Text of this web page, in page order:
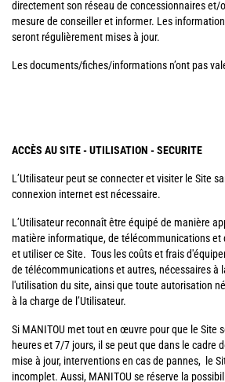
directement son réseau de concessionnaires et/
mesure de conseiller et informer. Les
seront régulièrement mises à jour.
Les documents/fiches/informations n’ont pas
ACCÈS AU SITE - UTILISATION - SECURITE
L’Utilisateur peut se connecter et visiter le Site
connexion internet est nécessaire.
L’Utilisateur reconnaît être équipé de manière
matière informatique, de télécommunications et
et utiliser ce Site. Tous les coûts et frais
de télécommunications et autres, nécessaires à
l'utilisation du site, ainsi que toute autorisation
à la charge de l’Utilisateur.
Si MANITOU met tout en œuvre pour que le Site
heures et 7/7 jours, il se peut que dans le cadre
mise à jour, interventions en cas de pannes, le
incomplet. Aussi, MANITOU se réserve la